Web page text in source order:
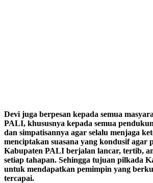
Devi juga berpesan kepada semua
PALI, khususnya kepada semua
dan simpatisannya agar selalu menjaga
menciptakan suasana yang kondusif agar
Kabupaten PALI berjalan lancar, tertib,
setiap tahapan. Sehingga tujuan pilkada
untuk mendapatkan pemimpin yang
tercapai.